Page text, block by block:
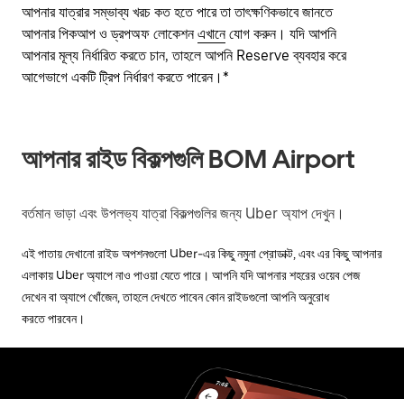
আপনার যাত্রার সম্ভাব্য খরচ কত হতে পারে তা তাৎক্ষণিকভাবে জানতে
আপনার পিকআপ ও ড্রপঅফ লোকেশনএখানেযোগ করুন। যদি আপনি
আপনার মূল্য নির্ধারিত করতে চান, তাহলে আপনি Reserve ব্যবহার করে
আগেভাগে একটি ট্রিপ নির্ধারণ করতে পারেন।*
আপনার রাইড বিকল্পগুলি BOM Airport
বর্তমান ভাড়া এবং উপলভ্য যাত্রা বিকল্পগুলির জন্য Uber অ্যাপ দেখুন।
এই পাতায় দেখানো রাইড অপশনগুলো Uber-এর কিছু নমুনা প্রোডাক্ট, এবং এর কিছু আপনার
এলাকায় Uber অ্যাপে নাও পাওয়া যেতে পারে। আপনি যদি আপনার শহরের ওয়েব পেজ
দেখেন বা অ্যাপে খোঁজেন, তাহলে দেখতে পাবেন কোন রাইডগুলো আপনি অনুরোধ
করতে পারবেন।